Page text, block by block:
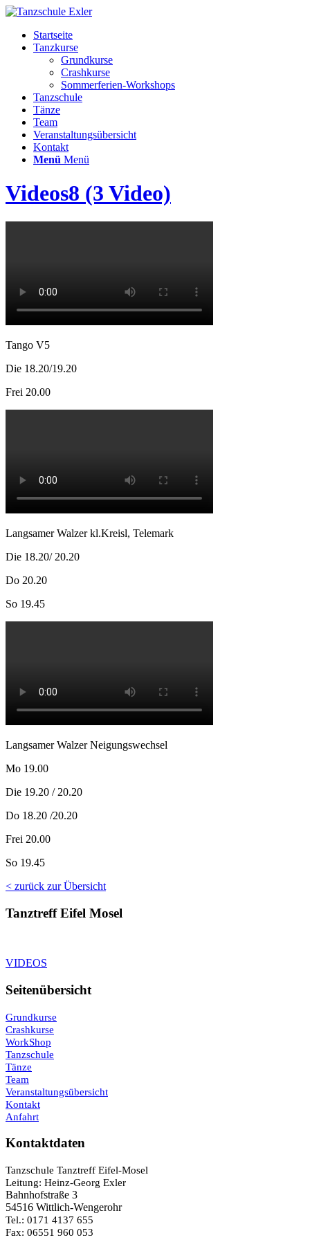
Startseite
Tanzkurse
Grundkurse
Crashkurse
Sommerferien-Workshops
Tanzschule
Tänze
Team
Veranstaltungsübersicht
Kontakt
Menü Menü
Videos8 (3 Video)
Tango V5
Die 18.20/19.20
Frei 20.00
Langsamer Walzer kl.Kreisl, Telemark
Die 18.20/ 20.20
Do 20.20
So 19.45
Langsamer Walzer Neigungswechsel
Mo 19.00
Die 19.20 / 20.20
Do 18.20 /20.20
Frei 20.00
So 19.45
< zurück zur Übersicht
Tanztreff Eifel Mosel
VIDEOS
Seitenübersicht
Grundkurse
Crashkurse
WorkShop
Tanzschule
Tänze
Team
Veranstaltungsübersicht
Kontakt
Anfahrt
Kontaktdaten
Tanzschule Tanztreff Eifel-Mosel
Leitung: Heinz-Georg Exler
Bahnhofstraße 3
54516 Wittlich-Wengerohr
Tel.: 0171 4137 655
Fax: 06551 960 053